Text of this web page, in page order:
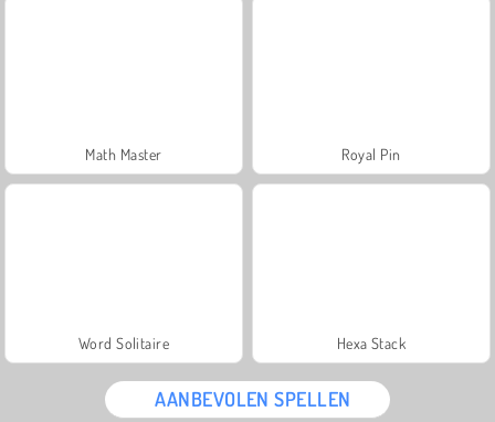
Math Master Royal Pin
Word Solitaire Hexa Stack
AANBEVOLEN SPELLEN